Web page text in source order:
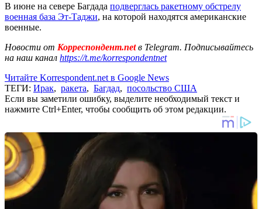
В июне на севере Багдада подверглась ракетному обстрелу
военная база Эт-Таджи, на которой находятся американские
военные.
Новости от Корреспондент.netв Telegram. Подписывайтесь
на наш канал https://t.me/korrespondentnet
Читайте Korrespondent.net в Google News
ТЕГИ: Ирак, ракета, Багдад, посольство США
Если вы заметили ошибку, выделите необходимый текст и
нажмите Ctrl+Enter, чтобы сообщить об этом редакции.